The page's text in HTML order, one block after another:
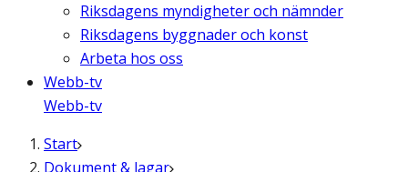
Riksdagens myndigheter och nämnder
Riksdagens byggnader och konst
Arbeta hos oss
Webb-tv
Webb-tv
Start
Dokument & lagar